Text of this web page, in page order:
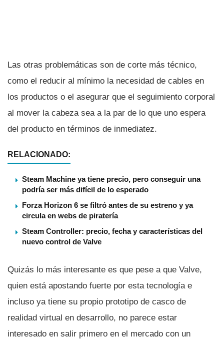
Las otras problemáticas son de corte más técnico,
como el reducir al mí­nimo la necesidad de cables en
los productos o el asegurar que el seguimiento corporal
al mover la cabeza sea a la par de lo que uno espera
del producto en términos de inmediatez.
RELACIONADO:
Steam Machine ya tiene precio, pero conseguir una
podría ser más difícil de lo esperado
Forza Horizon 6 se filtró antes de su estreno y ya
circula en webs de piratería
Steam Controller: precio, fecha y características del
nuevo control de Valve
Quizás lo más interesante es que pese a que Valve,
quien está apostando fuerte por esta tecnologí­a e
incluso ya tiene su propio prototipo de casco de
realidad virtual en desarrollo, no parece estar
interesado en salir primero en el mercado con un